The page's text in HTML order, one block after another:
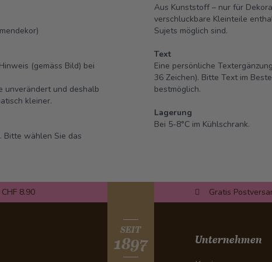
(gemäss Bild) bei
unverändert und deshalb
kleiner.
Bitte wählen Sie das
Aus Kunststoff – nur für
verschluckbare Kleinteile
Sujets möglich sind.
Text
Eine persönliche
36 Zeichen). Bitte Text im
bestmöglich.
Lagerung
Bei 5-8°C im Kühlschrank.
8.90 Gratis
SEIT
1897
Unternehmen